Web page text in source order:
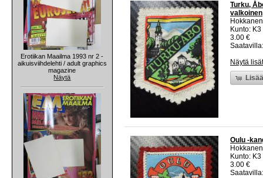
Erotiikan Maailma 1993 nr 2 -
aikuisviihdelehti / adult graphics
magazine
Näytä
Turku,
valkoinen
Kunto:
3.00 €
Näytä
Oulu -
Kunto:
3.00 €